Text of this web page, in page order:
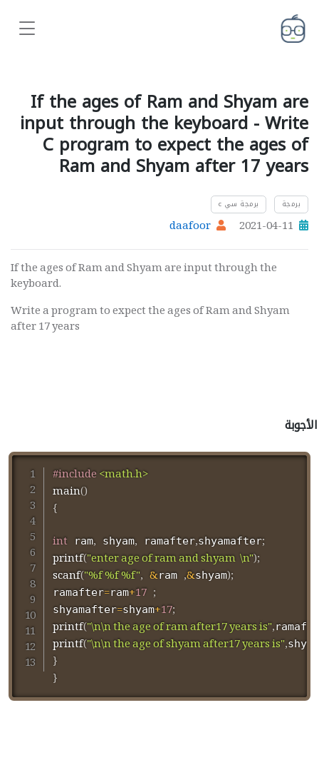
If the ages of Ram and Shyam are
input through the keyboard - Write
C program to expect the ages of
Ram and Shyam after 17 years
برمجة برمجة سي c
2021-04-11
daafoor
If the ages of Ram and Shyam are input through the
keyboard.
Write a program to expect the ages of Ram and Shyam
after 17 years
الأجوبة
#include<math.h>
main()
{
int ram, shyam, ramafter,shyamafter;
printf("enter age of ram and shyam  \n");
scanf("%f %f %f", &ram ,&shyam);
ramafter=ram+17 ;
shyamafter=shyam+17;
printf("\n\n the age of ram after17 years is",
printf("\n\n the age of shyam after17 years is",
}
}